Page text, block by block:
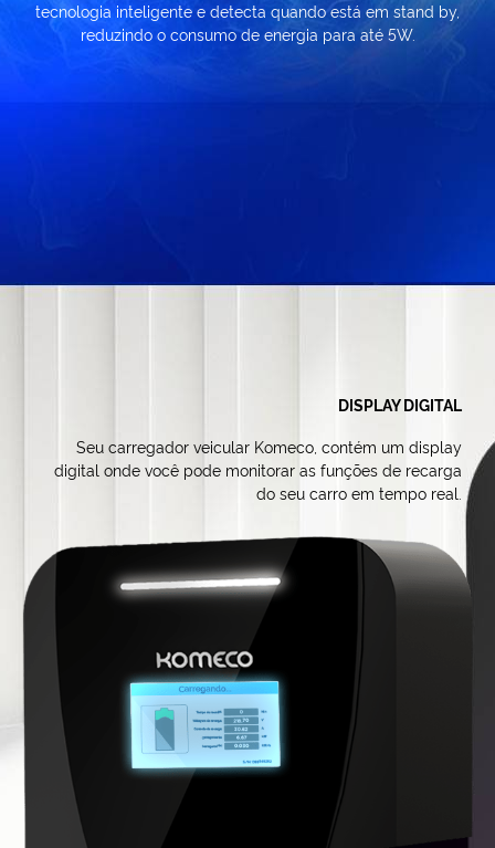
tecnologia inteligente e detecta quando está em stand by,
reduzindo o consumo de energia para até 5W.
DISPLAY DIGITAL
Seu carregador veicular Komeco, contém um display
digital onde você pode monitorar as funções de recarga
do seu carro em tempo real.